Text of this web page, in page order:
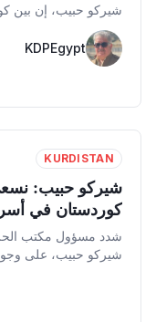
شيركو حبيب، إن بين
عالية، ولكنها بعيدة
التعاون المشترك في
إيجابية على عموم
KDPEgypt
KURDISTAN
شيركو حبيب:
كوردستان في
الإيرانية عطلت
شدد مسؤول مكتب
شيركو حبيب، على